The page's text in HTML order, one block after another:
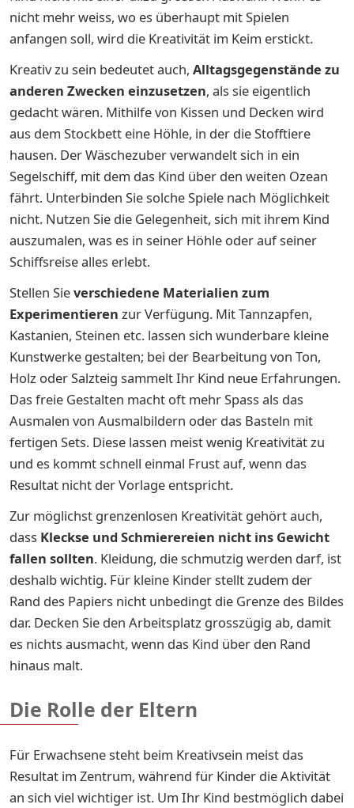
nicht mehr weiss, wo es überhaupt mit Spielen
anfangen soll, wird die Kreativität im Keim erstickt.
Kreativ zu sein bedeutet auch, Alltagsgegenstände zu
anderen Zwecken einzusetzen, als sie eigentlich
gedacht wären. Mithilfe von Kissen und Decken wird
aus dem Stockbett eine Höhle, in der die Stofftiere
hausen. Der Wäschezuber verwandelt sich in ein
Segelschiff, mit dem das Kind über den weiten Ozean
fährt. Unterbinden Sie solche Spiele nach Möglichkeit
nicht. Nutzen Sie die Gelegenheit, sich mit ihrem Kind
auszumalen, was es in seiner Höhle oder auf seiner
Schiffsreise alles erlebt.
Stellen Sieverschiedene Materialien zum
Experimentieren zur Verfügung. Mit Tannzapfen,
Kastanien, Steinen etc. lassen sich wunderbare kleine
Kunstwerke gestalten; bei der Bearbeitung von Ton,
Holz oder Salzteig sammelt Ihr Kind neue Erfahrungen.
Das freie Gestalten macht oft mehr Spass als das
Ausmalen von Ausmalbildern oder das Basteln mit
fertigen Sets. Diese lassen meist wenig Kreativität zu
und es kommt schnell einmal Frust auf, wenn das
Resultat nicht der Vorlage entspricht.
Zur möglichst grenzenlosen Kreativität gehört auch,
dass Kleckse und Schmierereien nicht ins Gewicht
fallen sollten. Kleidung, die schmutzig werden darf, ist
deshalb wichtig. Für kleine Kinder stellt zudem der
Rand des Papiers nicht unbedingt die Grenze des Bildes
dar. Decken Sie den Arbeitsplatz grosszügig ab, damit
es nichts ausmacht, wenn das Kind über den Rand
hinaus malt.
Die Rolle der Eltern
Für Erwachsene steht beim Kreativsein meist das
Resultat im Zentrum, während für Kinder die Aktivität
an sich viel wichtiger ist. Um Ihr Kind bestmöglich dabei